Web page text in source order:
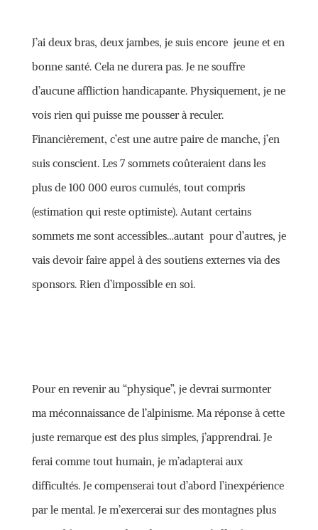
J’ai deux bras, deux jambes, je suis encore jeune et en
bonne santé. Cela ne durera pas. Je ne souffre
d’aucune affliction handicapante. Physiquement, je ne
vois rien qui puisse me pousser à reculer.
Financièrement, c’est une autre paire de manche, j’en
suis conscient. Les 7 sommets coûteraient dans les
plus de 100 000 euros cumulés, tout compris
(estimation qui reste optimiste). Autant certains
sommets me sont accessibles…autant pour d’autres, je
vais devoir faire appel à des soutiens externes via des
sponsors. Rien d’impossible en soi.
Pour en revenir au “physique”, je devrai surmonter
ma méconnaissance de l’alpinisme. Ma réponse à cette
juste remarque est des plus simples, j’apprendrai. Je
ferai comme tout humain, je m’adapterai aux
difficultés. Je compenserai tout d’abord l’inexpérience
par le mental. Je m’exercerai sur des montagnes plus